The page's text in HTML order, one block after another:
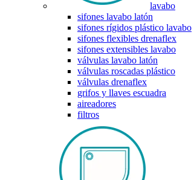
lavabo
sifones lavabo latón
sifones rígidos plástico lavabo
sifones flexibles drenaflex
sifones extensibles lavabo
válvulas lavabo latón
válvulas roscadas plástico
válvulas drenaflex
grifos y llaves escuadra
aireadores
filtros